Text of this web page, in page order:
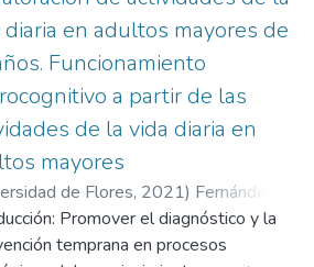
diaria en adultos mayores de
Funcionamiento
a partir de las
de la vida diaria en
mayores
de Flores, 2021) Fernández,
;Mias, Carlos Daniel;Losada,
Verónica;Ceberio, Marcelo R.
Promover el diagnóstico y la
temprana en procesos